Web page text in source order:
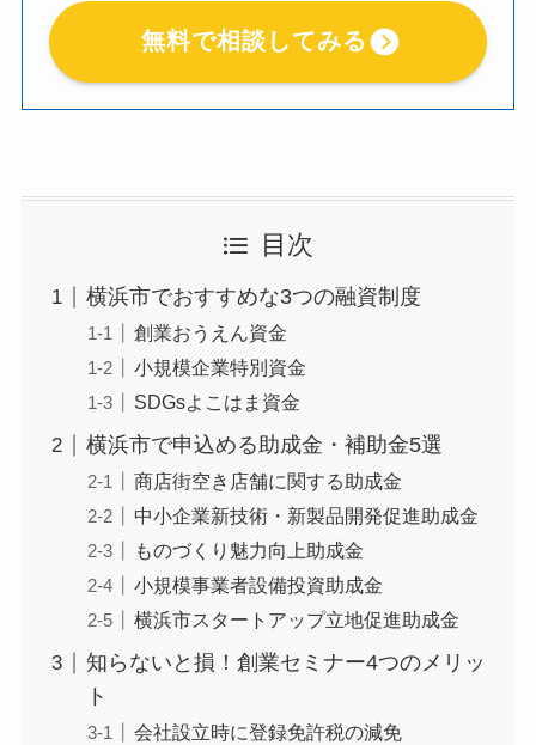
無料で相談してみる
目次
横浜市でおすすめな3つの融資制度
創業おうえん資金
小規模企業特別資金
SDGsよこはま資金
横浜市で申込める助成金・補助金5選
商店街空き店舗に関する助成金
中小企業新技術・新製品開発促進助成金
ものづくり魅力向上助成金
小規模事業者設備投資助成金
横浜市スタートアップ立地促進助成金
知らないと損！創業セミナー4つのメリッ
ト
会社設立時に登録免許税の減免